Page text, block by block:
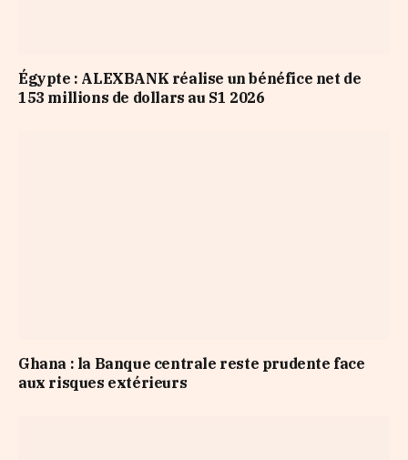
Égypte : ALEXBANK réalise un bénéfice net de
153 millions de dollars au S1 2026
Ghana : la Banque centrale reste prudente face
aux risques extérieurs